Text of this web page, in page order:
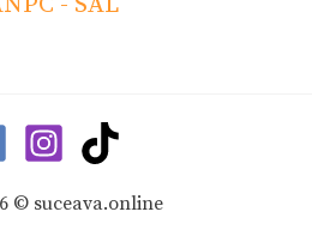
© suceava.online